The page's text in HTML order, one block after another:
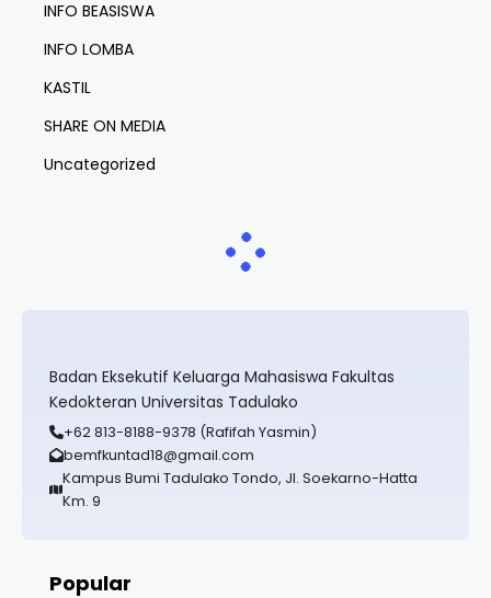
INFO BEASISWA
INFO LOMBA
KASTIL
SHARE ON MEDIA
Uncategorized
Badan Eksekutif Keluarga Mahasiswa Fakultas
Kedokteran Universitas Tadulako
+62 813-8188-9378 (Rafifah Yasmin)
bemfkuntad18@gmail.com
Kampus Bumi Tadulako Tondo, Jl. Soekarno-Hatta
Km. 9
Popular